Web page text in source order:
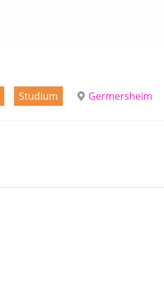
Studium Germersheim